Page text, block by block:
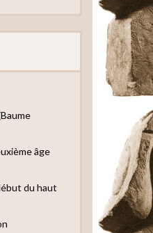
âge
du haut